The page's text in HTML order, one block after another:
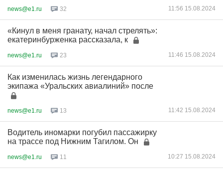
news@e1.ru 32 11:56 15.08.2024
«Кинул в меня гранату, начал стрелять»:
екатеринбурженка рассказала, к
news@e1.ru 23 11:46 15.08.2024
Как изменилась жизнь легендарного
экипажа «Уральских авиалиний» после
news@e1.ru 13 11:42 15.08.2024
Водитель иномарки погубил пассажирку
на трассе под Нижним Тагилом. Он
news@e1.ru 11 10:27 15.08.2024